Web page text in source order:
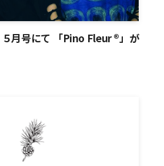
月号にて 「Pino Fleur ®」が